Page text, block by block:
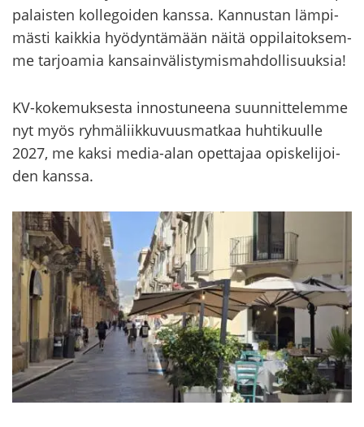
pa­lais­ten kol­le­goi­den kans­sa. Kan­nus­tan läm­pi­
mäs­ti kaik­kia hyö­dyn­tä­mään näitä op­pi­lai­tok­sem­
me tar­joa­mia kan­sain­vä­lis­ty­mis­mah­dol­li­suuk­sia!
KV-​kokemuksesta in­nos­tu­nee­na suun­nit­te­lem­me
nyt myös ryh­mä­liik­ku­vuus­mat­kaa huh­ti­kuul­le
2027, me kaksi media-​alan opet­ta­jaa opis­ke­li­joi­
den kans­sa.